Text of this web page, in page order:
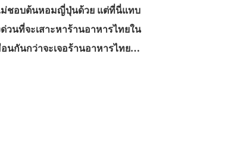
ม่ชอบต้นหอมญี่ปุ่นด้วย แต่ที่นี่แทบ
วนที่จะเสาะหาร้านอาหารไทยใน
อนกันกว่าจะเจอร้านอาหารไทย…